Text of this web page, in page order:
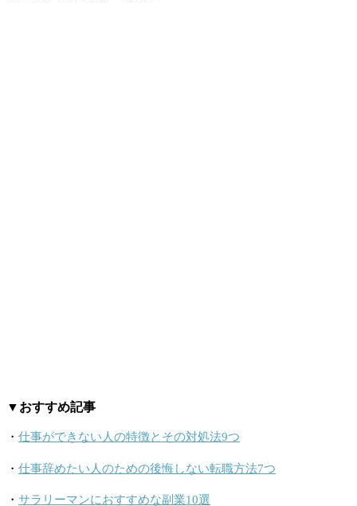
▼おすすめ記事
・ 仕事ができない人の特徴とその対処法9つ
・ 仕事辞めたい人のための後悔しない転職方法7つ
・ サラリーマンにおすすめな副業10選